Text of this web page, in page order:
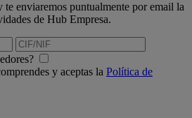
te enviaremos puntualmente por email la
de Hub Empresa.
y aceptas la Política de